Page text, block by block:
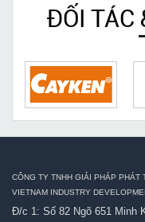
ĐỐI TÁC
CÔNG TY TNHH GIẢI PHÁP PHÁT
VIETNAM INDUSTRY
Đ/c 1: Số 82 Ngõ 651 Minh